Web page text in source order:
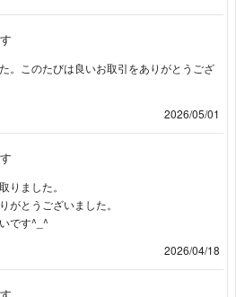
。このたびは良いお取引をありがとうござ
2026/05/01
りました。
がとうございました。
です^_^
2026/04/18